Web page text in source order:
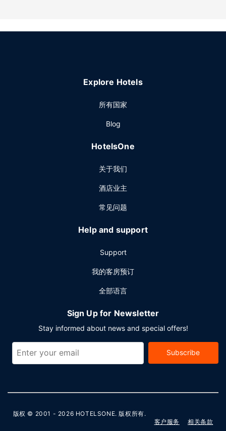
其他设施
Explore Hotels
所有国家
Blog
HotelsOne
关于我们
酒店业主
常见问题
Help and support
Support
我的客房预订
全部语言
Sign Up for Newsletter
Stay informed about news and special offers!
Subscribe
版权 © 2001 - 2026 HOTELSONE. 版权所有.
客户服务
相关条款